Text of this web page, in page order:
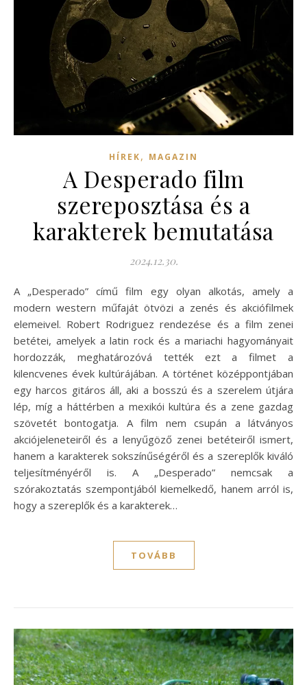
HÍREK, MAGAZIN
A Desperado film
szereposztása és a
karakterek bemutatása
2024.12.30.
A „Desperado” című film egy olyan alkotás, amely a
modern western műfaját ötvözi a zenés és akciófilmek
elemeivel. Robert Rodriguez rendezése és a film zenei
betétei, amelyek a latin rock és a mariachi hagyományait
hordozzák, meghatározóvá tették ezt a filmet a
kilencvenes évek kultúrájában. A történet középpontjában
egy harcos gitáros áll, aki a bosszú és a szerelem útjára
lép, míg a háttérben a mexikói kultúra és a zene gazdag
szövetét bontogatja. A film nem csupán a látványos
akciójeleneteiről és a lenyűgöző zenei betéteiről ismert,
hanem a karakterek sokszínűségéről és a szereplők kiváló
teljesítményéről is. A „Desperado” nemcsak a
szórakoztatás szempontjából kiemelkedő, hanem arról is,
hogy a szereplők és a karakterek…
TOVÁBB